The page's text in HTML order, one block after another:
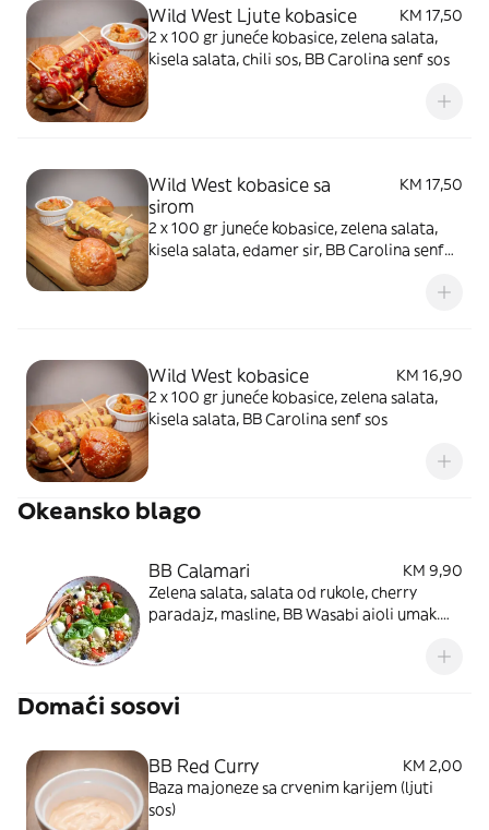
Wild West Ljute kobasice
KM 17,50
2 x 100 gr juneće kobasice, zelena salata,
kisela salata, chili sos, BB Carolina senf sos
Wild West kobasice sa
sirom
KM 17,50
2 x 100 gr juneće kobasice, zelena salata,
kisela salata, edamer sir, BB Carolina senf
Wild West kobasice
KM 16,90
2 x 100 gr juneće kobasice, zelena salata,
kisela salata, BB Carolina senf sos
Okeansko blago
BB Calamari
KM 9,90
Zelena salata, salata od rukole, cherry
paradajz, masline, BB Wasabi aioli umak.
Domaći sosovi
BB Red Curry
KM 2,00
Baza majoneze sa crvenim karijem (ljuti
sos)